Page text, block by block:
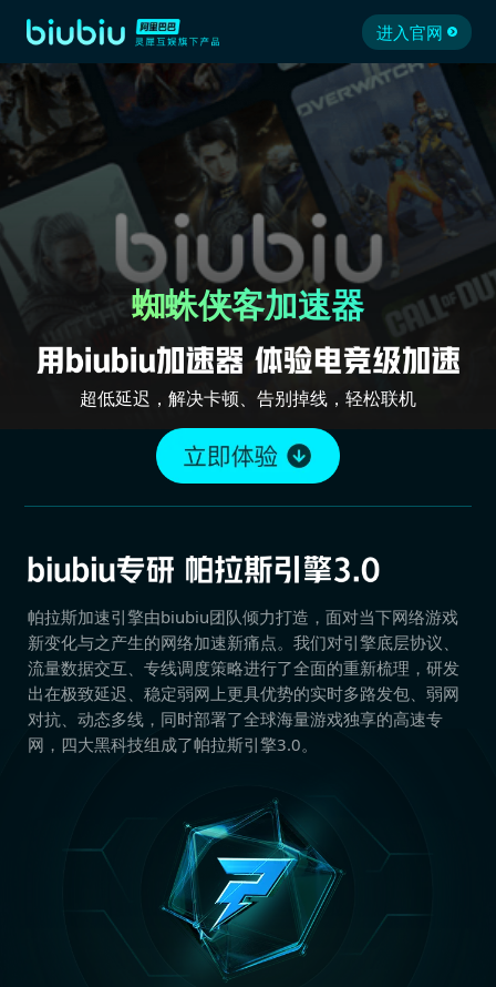
进入官网
蜘蛛侠客加速器
超低延迟，解决卡顿、告别掉线，轻松联机
帕拉斯加速引擎由biubiu团队倾力打造，面对当下网络游戏
新变化与之产生的网络加速新痛点。我们对引擎底层协议、
流量数据交互、专线调度策略进行了全面的重新梳理，研发
出在极致延迟、稳定弱网上更具优势的实时多路发包、弱网
对抗、动态多线，同时部署了全球海量游戏独享的高速专
网，四大黑科技组成了帕拉斯引擎3.0。